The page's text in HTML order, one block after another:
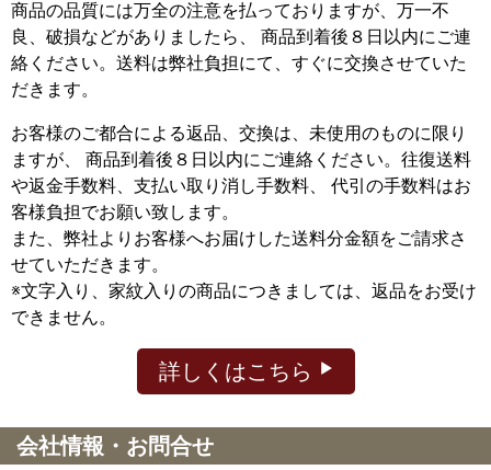
商品の品質には万全の注意を払っておりますが、万一不
良、破損などがありましたら、 商品到着後８日以内にご連
絡ください。送料は弊社負担にて、すぐに交換させていた
だきます。
お客様のご都合による返品、交換は、未使用のものに限り
ますが、
商品到着後８日以内にご連絡ください。往復送料
や返金手数料、支払い取り消し手数料、 代引の手数料はお
客様負担でお願い致します。
また、弊社よりお客様へお届けした送料分金額をご請求さ
せていただきます。
※文字入り、家紋入りの商品につきましては、返品をお受け
できません。
詳しくはこちら
会社情報・お問合せ